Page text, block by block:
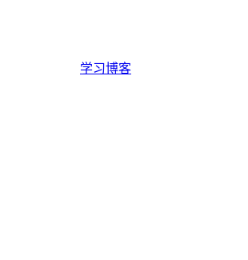
学习博客